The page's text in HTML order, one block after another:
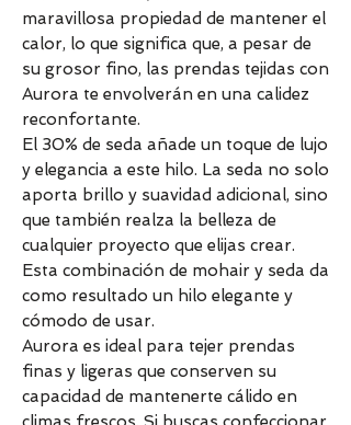
maravillosa propiedad de mantener el
calor, lo que significa que, a pesar de
su grosor fino, las prendas tejidas con
Aurora te envolverán en una calidez
reconfortante.
El 30% de seda añade un toque de lujo
y elegancia a este hilo. La seda no solo
aporta brillo y suavidad adicional, sino
que también realza la belleza de
cualquier proyecto que elijas crear.
Esta combinación de mohair y seda da
como resultado un hilo elegante y
cómodo de usar.
Aurora es ideal para tejer prendas
finas y ligeras que conserven su
capacidad de mantenerte cálido en